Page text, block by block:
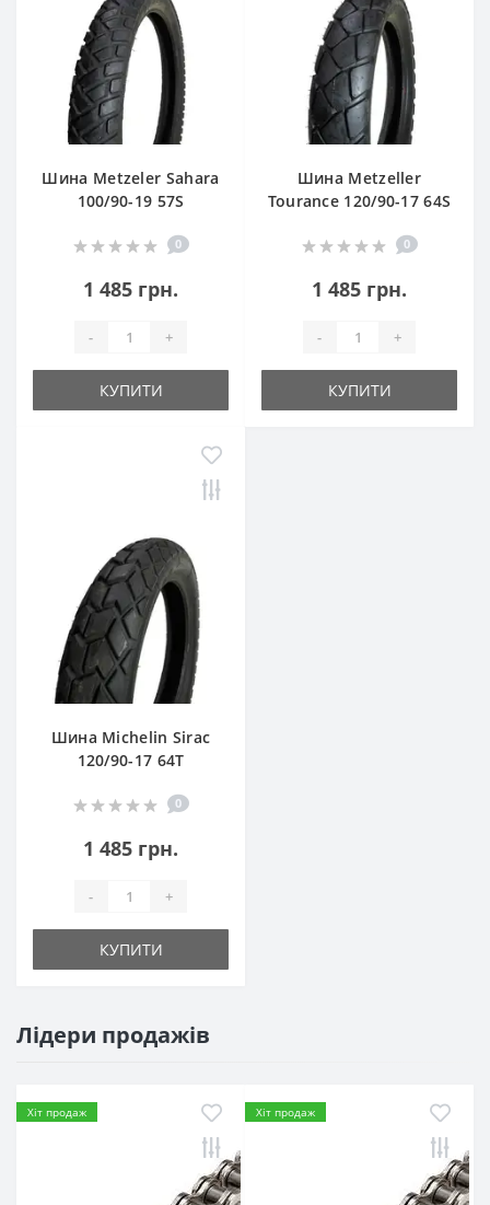
Шина Metzeler Sahara
100/90-19 57S
0
1 485 грн.
- +
КУПИТИ
Шина Metzeller
Tourance 120/90-17 64S
0
1 485 грн.
- +
КУПИТИ
Шина Michelin Sirac
120/90-17 64T
0
1 485 грн.
- +
КУПИТИ
Лідери продажів
Хіт продаж Хіт продаж